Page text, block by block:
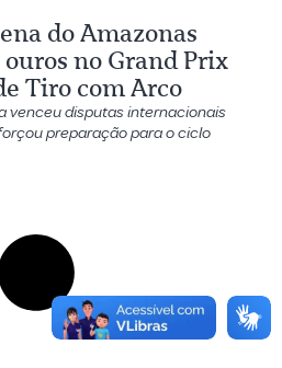
do Amazonas
no Grand Prix
Tiro com Arco
venceu disputas internacionais
preparação para o ciclo